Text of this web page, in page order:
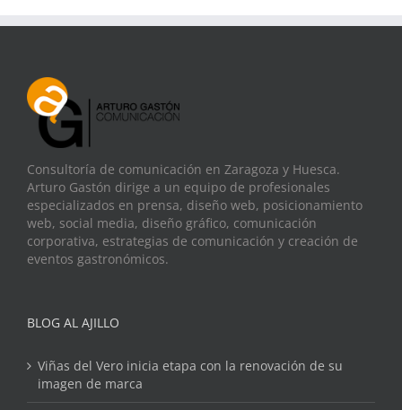
Consultoría de comunicación en Zaragoza y Huesca.
Arturo Gastón dirige a un equipo de profesionales
especializados en prensa, diseño web, posicionamiento
web, social media, diseño gráfico, comunicación
corporativa, estrategias de comunicación y creación de
eventos gastronómicos.
BLOG AL AJILLO
Viñas del Vero inicia etapa con la renovación de su
imagen de marca